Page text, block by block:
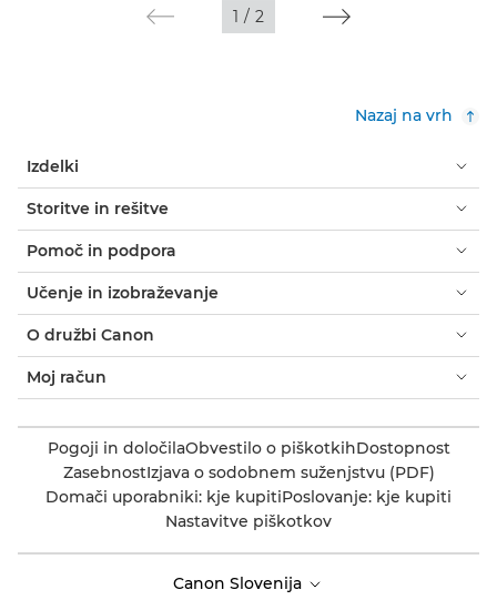
1 / 2
Nazaj na vrh
Izdelki
Storitve in rešitve
Pomoč in podpora
Učenje in izobraževanje
O družbi Canon
Moj račun
Pogoji in določilaObvestilo o piškotkihDostopnost
ZasebnostIzjava o sodobnem suženjstvu (PDF)
Domači uporabniki: kje kupitiPoslovanje: kje kupiti
Nastavitve piškotkov
Canon Slovenija